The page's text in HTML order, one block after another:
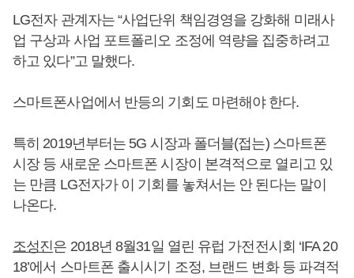
LG전자 관계자는 “사업단위 책임경영을 강화해 미래사
업 구상과 사업 포트폴리오 조정에 역량을 집중하려고
하고 있다”고 말했다.
스마트폰사업에서 반등의 기회도 마련해야 한다.
특히 2019년부터는 5G 시장과 폴더블(접는) 스마트폰
시장 등 새로운 스마트폰 시장이 본격적으로 열리고 있
는 만큼 LG전자가 이 기회를 놓쳐서는 안 된다는 말이
나온다.
조성진은 2018년 8월31일 열린 유럽 가전전시회 ‘IFA 20
18’에서 스마트폰 출시시기 조정, 브랜드 변화 등 파격적